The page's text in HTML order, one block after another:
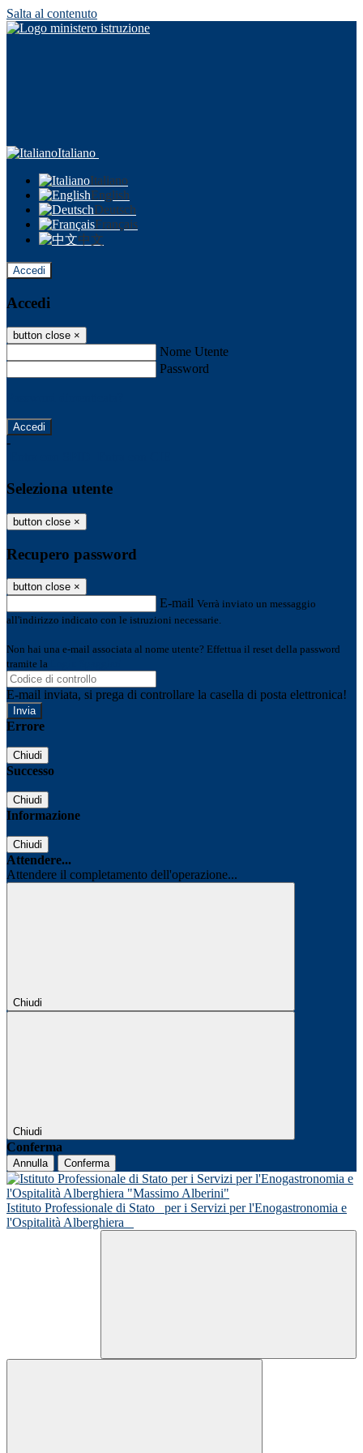
Salta al contenuto
Italiano
Italiano
English
Deutsch
Français
中文
Accedi
Accedi
button close ×
Nome Utente
Password
-
Seleziona utente
button close ×
Recupero password
button close ×
E-mail Verrà inviato un messaggio
all'indirizzo indicato con le istruzioni necessarie.
Non hai una e-mail associata al nome utente? Effettua il reset della password
tramite la
E-mail inviata, si prega di controllare la casella di posta elettronica!
Errore
Chiudi
Successo
Chiudi
Informazione
Chiudi
Attendere...
Attendere il completamento dell'operazione...
Chiudi
Chiudi
Conferma
Annulla Conferma
Istituto Professionale di Stato
per i Servizi per l'Enogastronomia e
l'Ospitalità Alberghiera